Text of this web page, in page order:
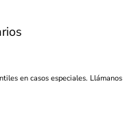
en casos especiales. Llámanos